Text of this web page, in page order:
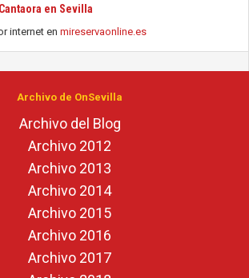
en Sevilla
internet en mireservaonline.es
Archivo de OnSevilla
Archivo del Blog
Archivo 2012
Archivo 2013
Archivo 2014
Archivo 2015
Archivo 2016
Archivo 2017